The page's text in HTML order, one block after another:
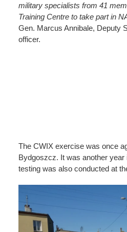
military specialists from 41
Training Centre to take part in
Gen. Marcus Annibale, Deputy
officer.
The CWIX exercise was once
Bydgoszcz. It was another
testing was also conducted at